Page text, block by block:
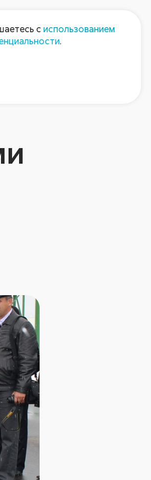
Контакты
с использованием
.